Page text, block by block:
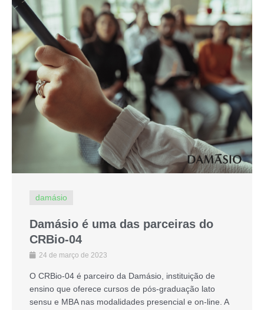
damásio
Damásio é uma das parceiras do
CRBio-04
24 de março de 2023
O CRBio-04 é parceiro da Damásio, instituição de
ensino que oferece cursos de pós-graduação lato
sensu e MBA nas modalidades presencial e on-line. A